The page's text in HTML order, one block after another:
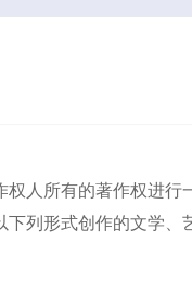
人所有的著作权进行
列形式创作的文学、